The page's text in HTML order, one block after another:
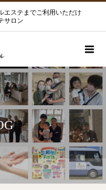
エステまでご利用いただけ
サロン